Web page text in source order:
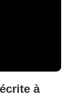
à